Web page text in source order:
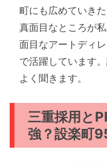
町にも広めていき
真面目なところが
面目なアートディ
で活躍しています
よく聞きます。
三重採用と
強？設楽町